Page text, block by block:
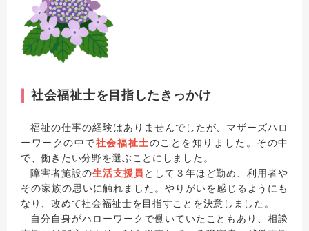
社会福祉士を目指したきっかけ
福祉の仕事の経験はありませんでしたが、マザーズハロ
ーワークの中で社会福祉士のことを知りました。その中
で、働きたい分野を選ぶことにしました。
障害者施設の生活支援員 として３年ほど勤め、利用者や
その家族の思いに触れました。やりがいを感じるようにも
なり、改めて社会福祉士を目指すことを決意しました。
自分自身がハローワークで働いていたこともあり、相談